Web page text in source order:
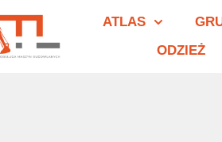
ATLAS
ODZIEŻ